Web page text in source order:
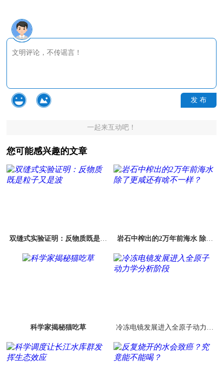
发 布
一起来互动吧！
您可能感兴趣的文章
双缝式实验证明：反物质既是粒
岩石中榨出的2万年前海水 除了
科学家揭秘猫吃草
冷冻电镜发展进入全原子动力学